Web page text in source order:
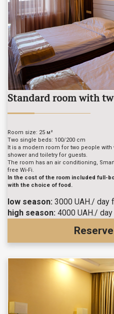
Standard room with
Room size: 25 м²
Two single beds: 100/200 cm
It is a modern room for two people
shower and toiletry for guests.
The room has an air conditioning,
free Wi-Fi.
In the cost of the room included full-
with the choice of food.
low season: 3000 UAH./ day
high season: 4000 UAH./